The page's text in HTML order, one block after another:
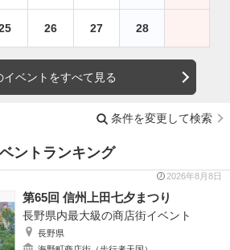
26 27 28
イベントをすべて見る
条件を変更して検索
ントランキング
2026年8月8日
第65回 信州上田七夕まつり
長野県内最大級の商店街イベント
長野県